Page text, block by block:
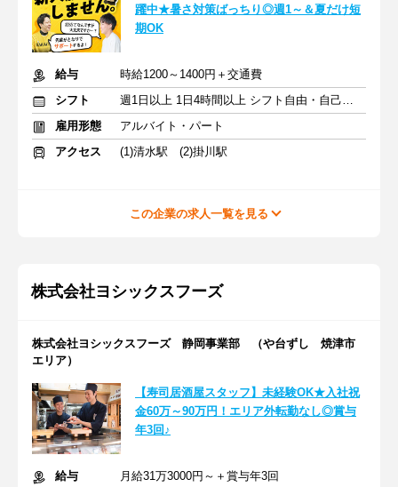
躍中★暑さ対策ばっちり◎週1～＆夏だけ短
期OK
給与
時給1200～1400円＋交通費
シフト
週1日以上 1日4時間以上 シフト自由・自己申告
雇用形態
アルバイト・パート
アクセス
(1)清水駅 (2)掛川駅
この企業の求人一覧を見る
株式会社ヨシックスフーズ
株式会社ヨシックスフーズ 静岡事業部 （や台ずし 焼津市
エリア）
【寿司居酒屋スタッフ】未経験OK★入社祝
金60万～90万円！エリア外転勤なし◎賞与
年3回♪
給与
月給31万3000円～＋賞与年3回